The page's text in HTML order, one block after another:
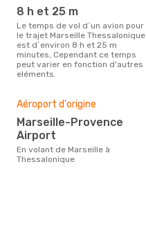
8 h et 25 m
Le temps de vol d´un avion pour
le trajet Marseille Thessalonique
est d´environ 8 h et 25 m
minutes, Cependant ce temps
peut varier en fonction d'autres
eléments.
Aéroport d'origine
Marseille-Provence
Airport
En volant de Marseille à
Thessalonique